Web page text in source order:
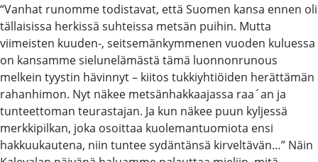
“Vanhat runomme todistavat, että Suomen kansa ennen oli
tällaisissa herkissä suhteissa metsän puihin. Mutta
viimeisten kuuden-, seitsemänkymmenen vuoden kuluessa
on kansamme sielunelämästä tämä luonnonrunous
melkein tyystin hävinnyt – kiitos tukkiyhtiöiden herättämän
rahanhimon. Nyt näkee metsänhakkaajassa raa´an ja
tunteettoman teurastajan. Ja kun näkee puun kyljessä
merkkipilkan, joka osoittaa kuolemantuomiota ensi
hakkuukautena, niin tuntee sydäntänsä kirveltävän…” Näin